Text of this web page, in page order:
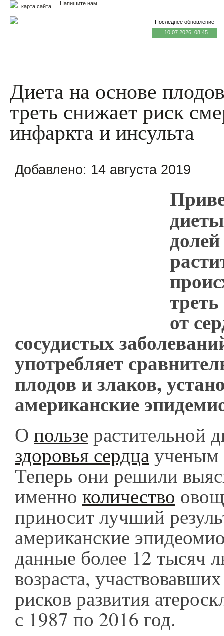
Напишите нам
карта сайта
Последнее обновление
10.07.2026, 08:45
Диета на основе
треть снижает риск
инфаркта и инсульта
Добавлено: 14 августа 2019
от
сосудистых
употребляет
плодов и злаков,
американские
О пользе растительной
здоровья сердцаученым
Теперь они решили
именно количество
приносит лучший
американские
данные более 12 тысяч
возраста,
рисков развития
с 1987 по 2016 год.